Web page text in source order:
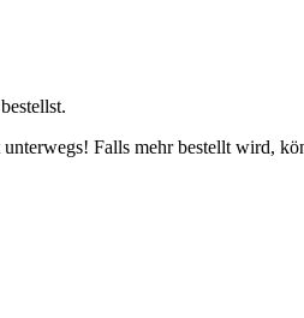
Falls mehr bestellt wird,